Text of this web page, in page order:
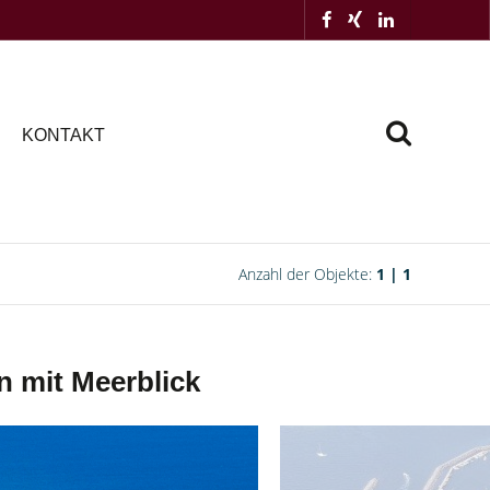
KONTAKT
Anzahl der Objekte: 1 | 1
mit Meerblick